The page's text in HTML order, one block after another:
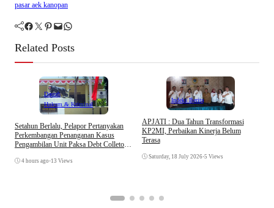
pasar aek kanopan
Facebook Twitter Pinterest Mail WhatsApp
Related Posts
Daerah
Hukum & Kriminal
Setahun Berlalu, Pelapor Pertanyakan
Perkembangan Penanganan Kasus
Pengambilan Unit Paksa Debt Colletor
4 hours ago •13 Views
Indeks Berita
APJATI : Dua Tahun Transformasi
KP2MI, Perbaikan Kinerja Belum
Terasa
Saturday, 18 July 2026•5 Views